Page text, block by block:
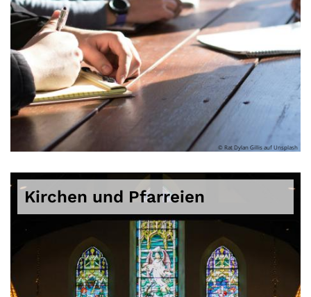
© Rat Dylan Gillis auf Unsplash
Kirchen und Pfarreien